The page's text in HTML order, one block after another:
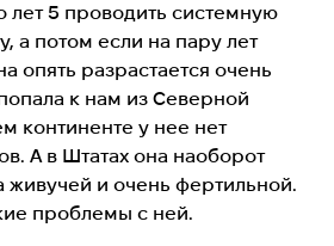
лет 5 проводить системную
а потом если на пару лет
опять разрастается очень
к нам из Северной
континенте у нее нет
А в Штатах она наоборот
живучей и очень фертильной.
проблемы с ней.